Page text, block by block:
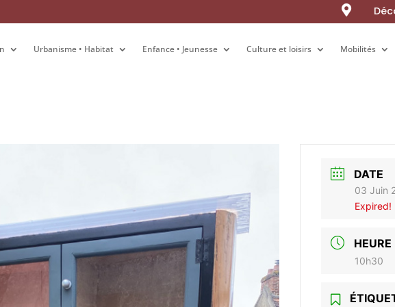

Urbanisme • Habitat Enfance • Jeunesse Culture et loisirs Mobilités
Urbanisme • Habitat Enfance • Jeunesse Culture et loisirs Mobilités
DATE
03 Juin
Expired!
HEURE
10h30